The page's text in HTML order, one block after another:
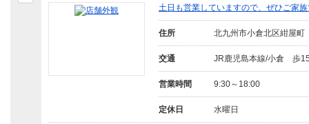
土日も営業していますので、ぜひご家
住所 北九州市小倉北区紺屋町
交通 JR鹿児島本線/小倉 歩
営業時間 9:30～18:00
定休日 水曜日